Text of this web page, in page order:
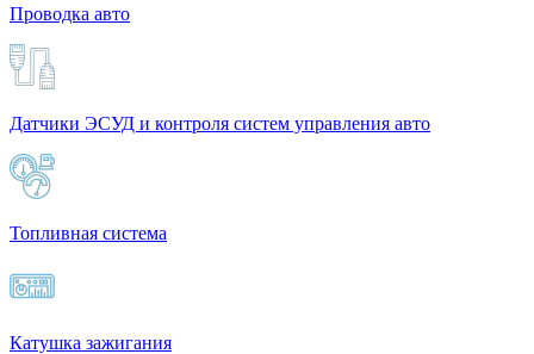
Проводка авто
Датчики ЭСУД и контроля систем управления авто
Топливная система
Катушка зажигания